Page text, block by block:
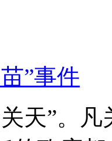
”事件
天”。